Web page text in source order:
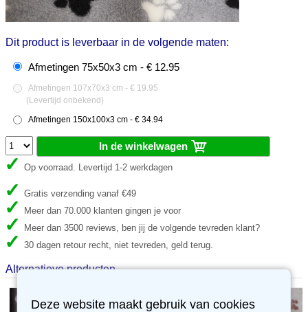
Dit product is leverbaar in de volgende maten:
Afmetingen 75x50x3 cm - € 12.95
Afmetingen 107x70x3 cm - € 19.95
(Levertijd onbekend)
Afmetingen 150x100x3 cm - € 34.94
In de winkelwagen
Op voorraad. Levertijd 1-2 werkdagen
Gratis verzending vanaf €49
Meer dan 70.000 klanten gingen je voor
Meer dan 3500 reviews, ben jij de volgende tevreden klant?
30 dagen retour recht, niet tevreden, geld terug.
Alternatieve producten
Deze website maakt gebruik van cookies